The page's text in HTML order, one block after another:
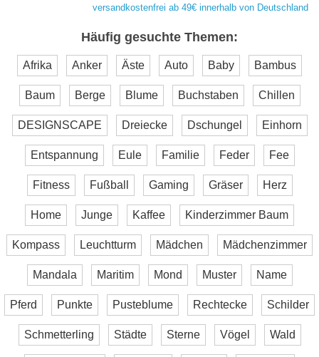
versandkostenfrei ab 49€ innerhalb von Deutschland
Häufig gesuchte Themen:
Afrika Anker Äste Auto Baby Bambus
Baum Berge Blume Buchstaben Chillen
DESIGNSCAPE Dreiecke Dschungel Einhorn
Entspannung Eule Familie Feder Fee
Fitness Fußball Gaming Gräser Herz
Home Junge Kaffee Kinderzimmer Baum
Kompass Leuchtturm Mädchen Mädchenzimmer
Mandala Maritim Mond Muster Name
Pferd Punkte Pusteblume Rechtecke Schilder
Schmetterling Städte Sterne Vögel Wald